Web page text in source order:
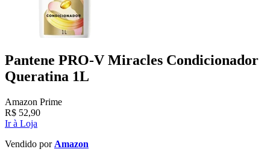
Pantene PRO-V Miracles Condicionador
Queratina 1L
Amazon Prime
R$ 52,90
Ir à Loja
Vendido por Amazon